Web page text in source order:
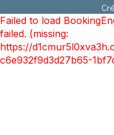
Failed to load
failed. (missing:
https://
c6e932f9d3d27b65-